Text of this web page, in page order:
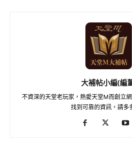
大補帖小編(編
不資深的天堂老玩家，熱愛天堂M而創立
找到可靠的資訊，請多